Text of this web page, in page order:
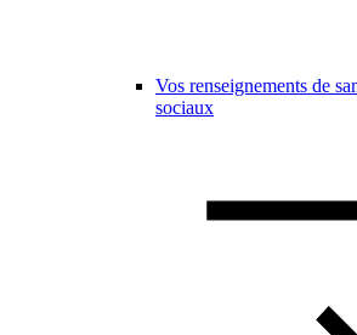
Vos renseignements de
sociaux